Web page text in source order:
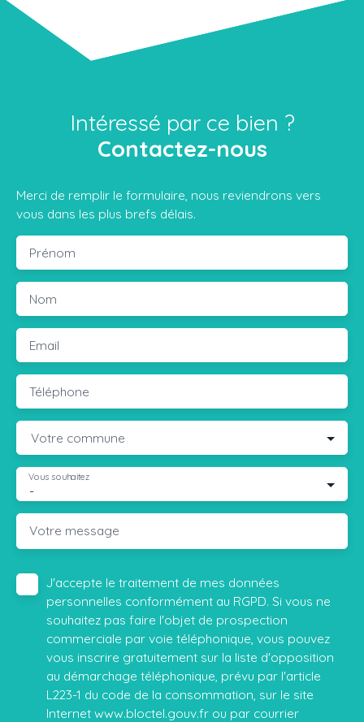
Intéressé par ce bien ?
Contactez-nous
Merci de remplir le formulaire, nous reviendrons vers
vous dans les plus brefs délais.
Prénom
Nom
Email
Téléphone
Votre commune
-
Vous souhaitez
Votre message
J'accepte le traitement de mes données
personnelles conformément au RGPD. Si vous ne
souhaitez pas faire l'objet de prospection
commerciale par voie téléphonique, vous pouvez
vous inscrire gratuitement sur la liste d'opposition
au démarchage téléphonique, prévu par l'article
L223-1 du code de la consommation, sur le site
Internet www.bloctel.gouv.fr ou par courrier